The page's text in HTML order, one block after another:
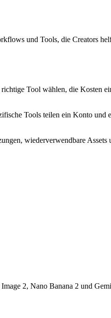
und Tools, die Creators
Tool wählen, die Kosten
Tools teilen ein Konto und
wiederverwendbare
2, Nano Banana 2 und